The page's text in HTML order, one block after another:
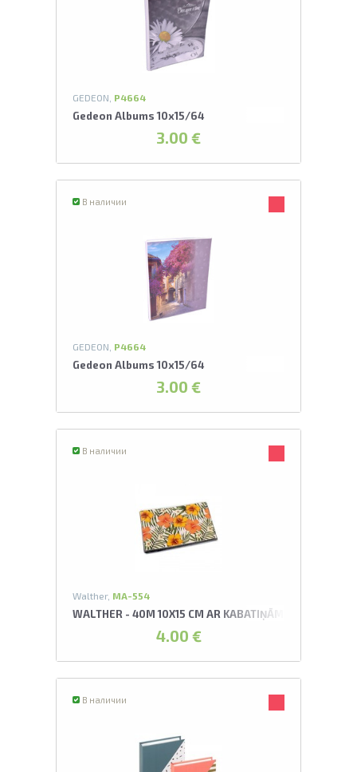
GEDEON, P4664
Gedeon Albums 10x15/64
3.00 €
В наличии
GEDEON, P4664
Gedeon Albums 10x15/64
3.00 €
В наличии
Walther, MA-554
WALTHER - 40M 10X15 CM AR KABATIŅĀM FLOWERS
4.00 €
В наличии